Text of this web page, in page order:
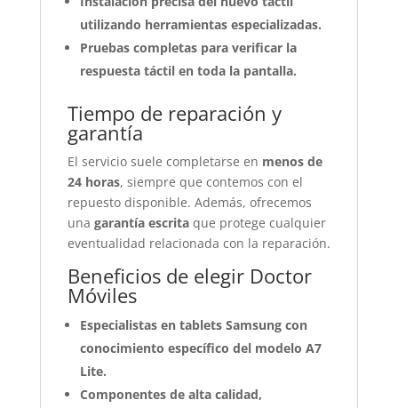
utilizando herramientas especializadas.
Pruebas completas para verificar la
respuesta táctil en toda la pantalla.
Tiempo de reparación y
garantía
El servicio suele completarse en menos de
24 horas, siempre que contemos con el
repuesto disponible. Además, ofrecemos
una garantía escritaque protege cualquier
eventualidad relacionada con la reparación.
Beneficios de elegir Doctor
Móviles
Especialistas en tablets Samsung con
conocimiento específico del modelo A7
Lite.
Componentes de alta calidad,